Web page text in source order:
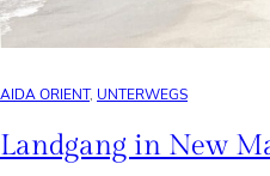
AIDA ORIENT, UNTERWEGS
Landgang in New